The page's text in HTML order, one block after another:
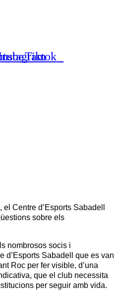
Tiktok
Centre d’Esports Sabadell
sobre els
nombrosos socis i
d’Esports Sabadell que es van
Roc per fer visible, d’una
que el club necessita
per seguir amb vida.